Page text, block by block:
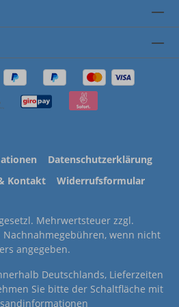
Datenschutzerklärung
Kontakt Widerrufsformular
Mehrwertsteuer zzgl.
Nachnahmegebühren, wenn nicht
angegeben.
Deutschlands, Lieferzeiten
Sie bitte der Schaltfläche mit